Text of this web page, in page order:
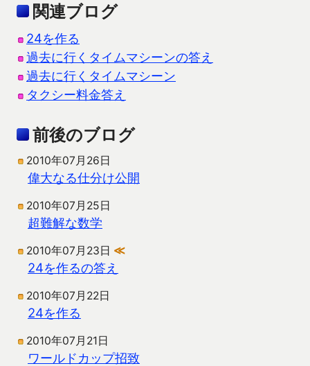
関連ブログ
24を作る
過去に行くタイムマシーンの答え
過去に行くタイムマシーン
タクシー料金答え
前後のブログ
2010年07月26日
偉大なる仕分け公開
2010年07月25日
超難解な数学
2010年07月23日 ≪
24を作るの答え
2010年07月22日
24を作る
2010年07月21日
ワールドカップ招致